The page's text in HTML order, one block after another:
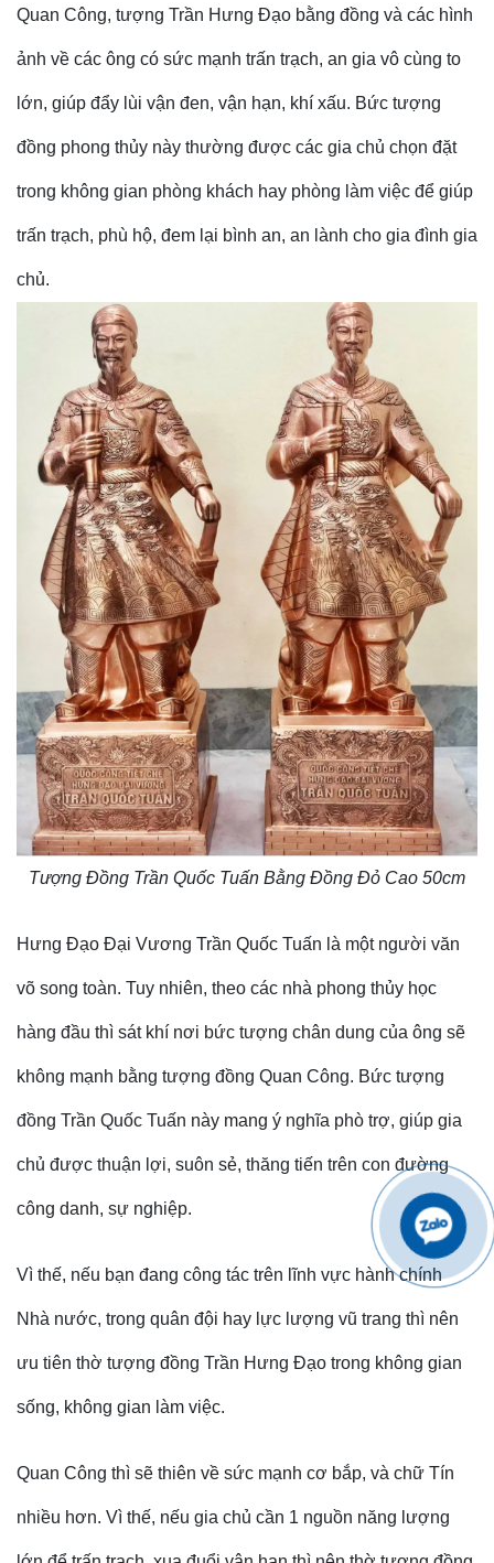
Quan Công, tượng Trần Hưng Đạo bằng đồng và các hình
ảnh về các ông có sức mạnh trấn trạch, an gia vô cùng to
lớn, giúp đẩy lùi vận đen, vận hạn, khí xấu. Bức tượng
đồng phong thủy này thường được các gia chủ chọn đặt
trong không gian phòng khách hay phòng làm việc để giúp
trấn trạch, phù hộ, đem lại bình an, an lành cho gia đình gia
chủ.
Tượng Đồng Trần Quốc Tuấn Bằng Đồng Đỏ Cao 50cm
Hưng Đạo Đại Vương Trần Quốc Tuấn là một người văn
võ song toàn. Tuy nhiên, theo các nhà phong thủy học
hàng đầu thì sát khí nơi bức tượng chân dung của ông sẽ
không mạnh bằng tượng đồng Quan Công. Bức tượng
đồng Trần Quốc Tuấn này mang ý nghĩa phò trợ, giúp gia
chủ được thuận lợi, suôn sẻ, thăng tiến trên con đường
công danh, sự nghiệp.
Vì thế, nếu bạn đang công tác trên lĩnh vực hành chính
Nhà nước, trong quân đội hay lực lượng vũ trang thì nên
ưu tiên thờ tượng đồng Trần Hưng Đạo trong không gian
sống, không gian làm việc.
Quan Công thì sẽ thiên về sức mạnh cơ bắp, và chữ Tín
nhiều hơn. Vì thế, nếu gia chủ cần 1 nguồn năng lượng